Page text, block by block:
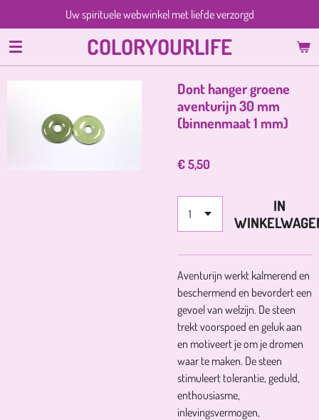
direct
naar
de
hoofdinhoud
COLORYOURLIFE
Uw spirituele webwinkel met liefde verzorgd
Dont hanger groene
aventurijn 30 mm
(binnenmaat 1 mm)
€ 5,50
IN
Aventurijn werkt kalmerend en
beschermend en bevordert een
gevoel van welzijn. De steen
trekt voorspoed en geluk aan
en motiveert je om je dromen
waar te maken. De steen
stimuleert tolerantie, geduld,
enthousiasme,
inlevingsvermogen,